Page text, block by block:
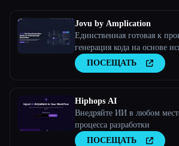
Jovu by Amplication
Единственная готовая к
генерация кода на основе
интеллекта
ПОСЕЩАТЬ
Hiphops AI
Внедряйте ИИ в любом
процесса разработки
ПОСЕЩАТЬ